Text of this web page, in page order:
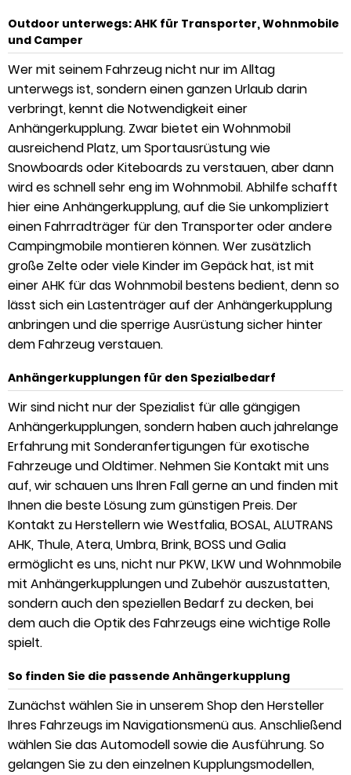
Outdoor unterwegs: AHK für Transporter, Wohnmobile
und Camper
Wer mit seinem Fahrzeug nicht nur im Alltag
unterwegs ist, sondern einen ganzen Urlaub darin
verbringt, kennt die Notwendigkeit einer
Anhängerkupplung. Zwar bietet ein Wohnmobil
ausreichend Platz, um Sportausrüstung wie
Snowboards oder Kiteboards zu verstauen, aber dann
wird es schnell sehr eng im Wohnmobil. Abhilfe schafft
hier eine Anhängerkupplung, auf die Sie unkompliziert
einen Fahrradträger für den Transporter oder andere
Campingmobile montieren können. Wer zusätzlich
große Zelte oder viele Kinder im Gepäck hat, ist mit
einer AHK für das Wohnmobil bestens bedient, denn so
lässt sich ein Lastenträger auf der Anhängerkupplung
anbringen und die sperrige Ausrüstung sicher hinter
dem Fahrzeug verstauen.
Anhängerkupplungen für den Spezialbedarf
Wir sind nicht nur der Spezialist für alle gängigen
Anhängerkupplungen, sondern haben auch jahrelange
Erfahrung mit Sonderanfertigungen für exotische
Fahrzeuge und Oldtimer. Nehmen Sie Kontakt mit uns
auf, wir schauen uns Ihren Fall gerne an und finden mit
Ihnen die beste Lösung zum günstigen Preis. Der
Kontakt zu Herstellern wie Westfalia, BOSAL, ALUTRANS
AHK, Thule, Atera, Umbra, Brink, BOSS und Galia
ermöglicht es uns, nicht nur PKW, LKW und Wohnmobile
mit Anhängerkupplungen und Zubehör auszustatten,
sondern auch den speziellen Bedarf zu decken, bei
dem auch die Optik des Fahrzeugs eine wichtige Rolle
spielt.
So finden Sie die passende Anhängerkupplung
Zunächst wählen Sie in unserem Shop den Hersteller
Ihres Fahrzeugs im Navigationsmenü aus. Anschließend
wählen Sie das Automodell sowie die Ausführung. So
gelangen Sie zu den einzelnen Kupplungsmodellen,